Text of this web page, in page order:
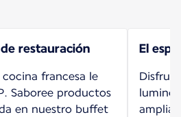
restauración
francesa le
Saboree productos
en nuestro buffet
El